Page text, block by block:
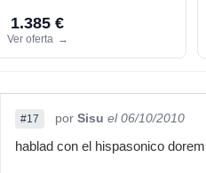
1.385 €
Ver oferta →
#17 por Sisu el 06/10/2010
hablad con el hispasonico